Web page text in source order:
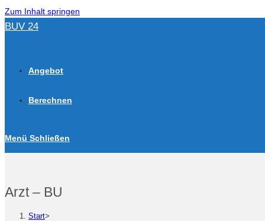
Zum Inhalt springen
BUV 24
Angebot
Berechnen
Menü Schließen
Arzt – BU
Start>